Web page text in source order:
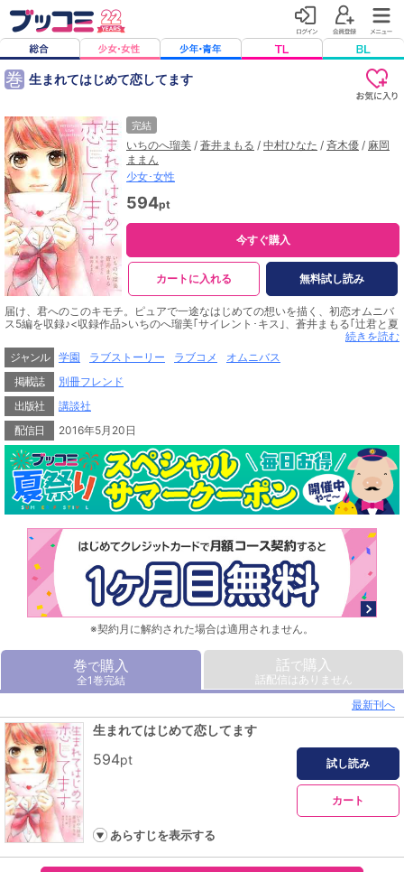
巻 生まれてはじめて恋してます
完結
いちのへ瑠美 / 蒼井まもる / 中村ひなた / 斉木優 / 麻岡
ままん
少女･女性
594pt
今すぐ購入
カートに入れる 無料試し読み
届け、君へのこのキモチ。ピュアで一途なはじめての想いを描く、初恋オムニバ
ス5編を収録♪<収録作品>いちのへ瑠美｢サイレント･キス｣、蒼井まもる｢辻君と夏
休み｣、中村ひなた｢こっち向いて、汐見くん｣、斉木優｢まつりの夜、初恋さが
し｣、麻岡ままん｢モーニングラン!｣【カバーイラストはいちのへ瑠美描き下ろ
し!】
続きを読む
ジャンル
学園 ラブストーリー ラブコメ
オムニバス
掲載誌
別冊フレンド
出版社
講談社
配信日
2016年5月20日
※契約月に解約された場合は適用されません。
巻で購入
全1巻完結
話で購入
話配信はありません
最新刊へ
生まれてはじめて恋してます
594pt 試し読み
カート
あらすじを表示する